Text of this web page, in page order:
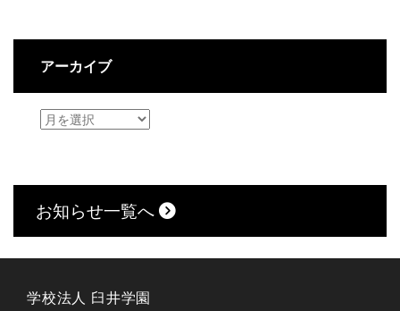
アーカイブ
お知らせ一覧へ
学校法人 臼井学園